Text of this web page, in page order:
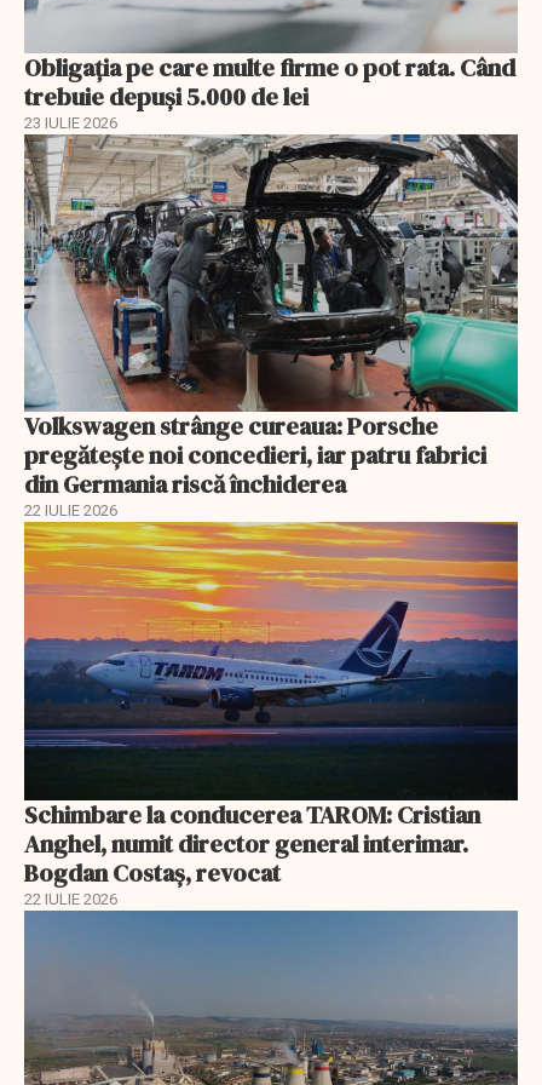
Obligația pe care multe firme o pot rata. Când
trebuie depuși 5.000 de lei
23 IULIE 2026
Volkswagen strânge cureaua: Porsche
pregătește noi concedieri, iar patru fabrici
din Germania riscă închiderea
22 IULIE 2026
Schimbare la conducerea TAROM: Cristian
Anghel, numit director general interimar.
Bogdan Costaș, revocat
22 IULIE 2026